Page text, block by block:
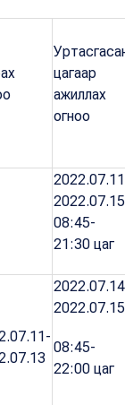
цагаар
ажиллах
огноо
2022.07.15
08:45-
21:30 цаг
2022.07.15
08:45-
22:00 цаг